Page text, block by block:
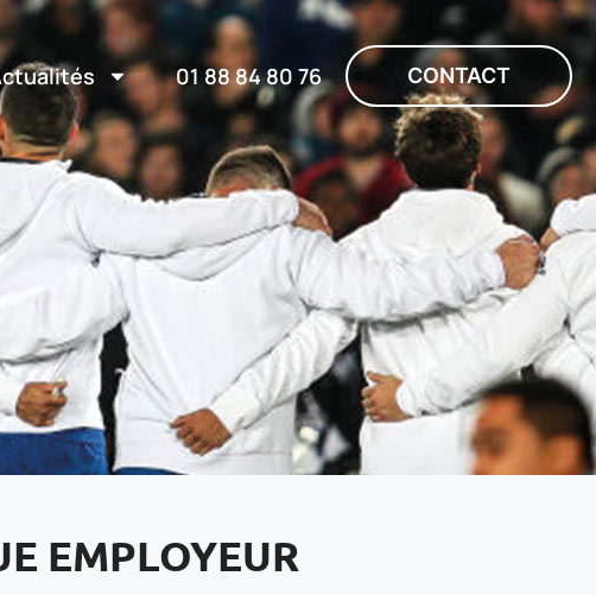
01 88 84 80 76 CONTACT
EMPLOYEUR